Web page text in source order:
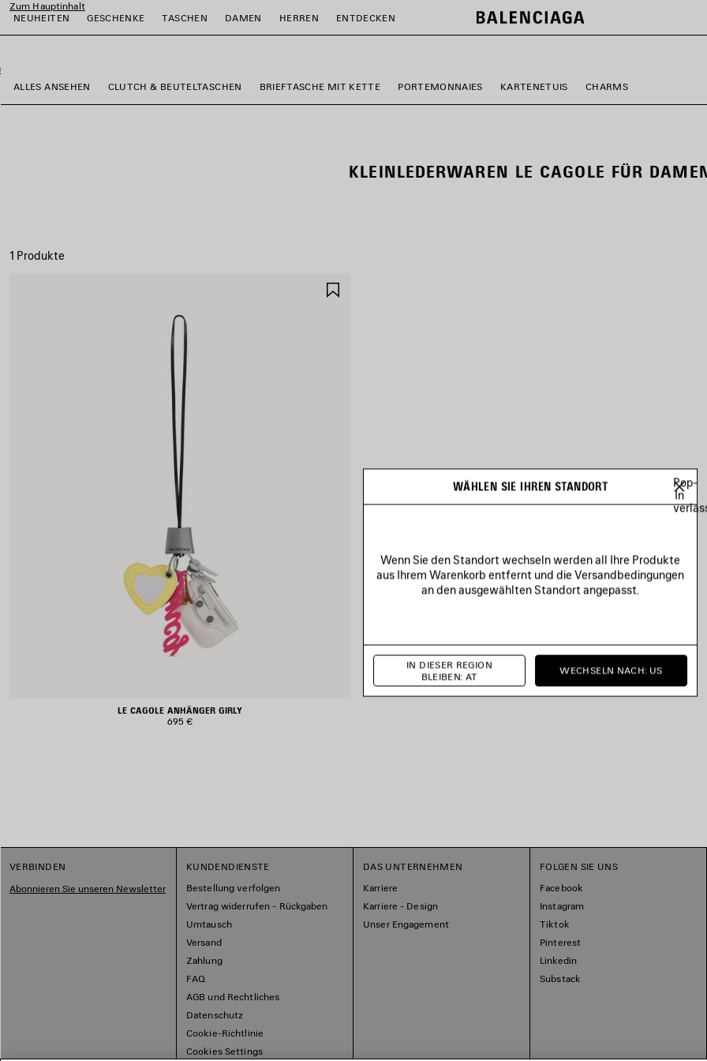
Zum Hauptinhalt
NEUHEITEN
GESCHENKE TASCHEN DAMEN HERREN ENTDECKEN
ALLES ANSEHEN CLUTCH & BEUTELTASCHEN BRIEFTASCHE MIT KETTE PORTEMONNAIES KARTENETUIS CHARMS
KLEINLEDERWAREN LE CAGOLE FÜR
1 Produkte
LE CAGOLE ANHÄNGER GIRLY
695 €
VERBINDEN
Abonnieren Sie unseren Newsletter
KUNDENDIENSTE
Bestellung verfolgen
Vertrag widerrufen - Rückgaben
Umtausch
Versand
Zahlung
FAQ
AGB und Rechtliches
Datenschutz
Cookie-Richtlinie
Cookies Settings
DAS UNTERNEHMEN
Karriere
Karriere - Design
Unser Engagement
FOLGEN SIE UNS
Facebook
Instagram
Tiktok
Pinterest
Linkedin
Substack
WÄHLEN SIE IHREN STANDORT
Pop-
In
Wenn Sie den Standort wechseln werden all Ihre Produkte
aus Ihrem Warenkorb entfernt und die Versandbedingungen
an den ausgewählten Standort angepasst.
IN DIESER REGION
BLEIBEN: AT
WECHSELN NACH: US